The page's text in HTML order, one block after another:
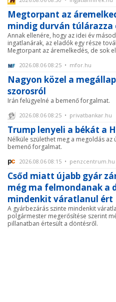
Megtorpant az
mindig durván
Annak ellenére, hogy az idei év
ingatlanárak, az eladók egy része
Megtorpant az áremelkedés, de sok
2026.08.06 08:25 • mfor.hu
Nagyon közel a
szorosról
Irán felügyelné a bemenő forgalmat.
2026.08.06 08:25 • privatbankar.hu
Trump lenyeli a békát a
Nélküle születhet meg a megoldás
bemenő forgalmat.
2026.08.06 08:15 • penzcentrum.hu
Csőd miatt újabb gyár
még ma felmondanak a
mindenkit váratlanul ért
A gyárbezárás szinte mindenkit
polgármester megerősítése szerint
pillanatban értesült a döntésről.